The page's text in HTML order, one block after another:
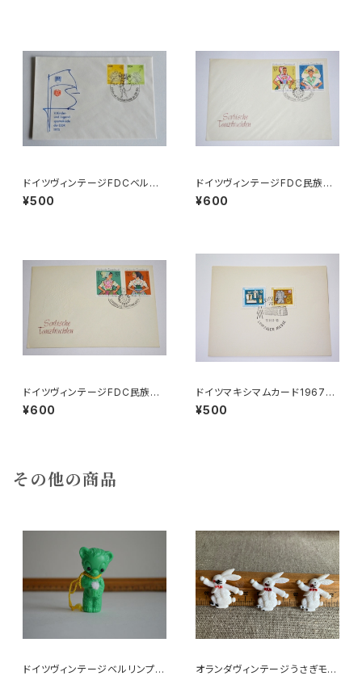
ドイツヴィンテージFDCベルリ
ンb
¥500
ドイツヴィンテージFDC民族衣
装b●ゾルブ1971旧東DDR
¥600
ドイツヴィンテージFDC民族衣
装a●ゾルブ1971旧東DDR
¥600
ドイツマキシマムカード1967ラ
イプチヒメッセ
¥500
その他の商品
ドイツヴィンテージベルリンプラ
オランダヴィンテージうさぎモチ